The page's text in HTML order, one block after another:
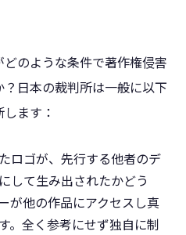
のような条件で著作権侵害
日本の裁判所は一般に以下
ます：
ロゴが、先行する他者のデ
して生み出されたかどう
が他の作品にアクセスし真
。全く参考にせず独自に制